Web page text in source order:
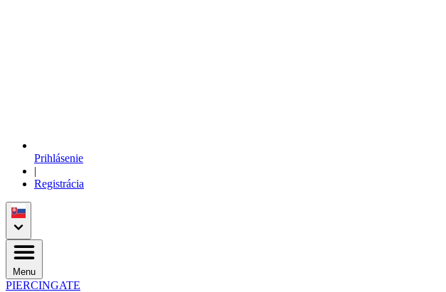
Prihlásenie
|
Registrácia
Menu
PIERCINGATE